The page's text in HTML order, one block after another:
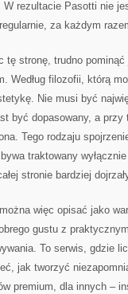
W rezultacie Pasotti nie
za każdym
tę stronę, trudno pominąć
Według filozofii, którą
Nie musi być
być dopasowany, a
Tego rodzaju
traktowany
stronie bardziej
więc opisać jako
gustu z
To serwis, gdzie
jak tworzyć
premium, dla innych –